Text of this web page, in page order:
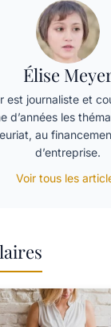
Élise
est journaliste et
d’années les
au
d’entreprise.
Voir tous les